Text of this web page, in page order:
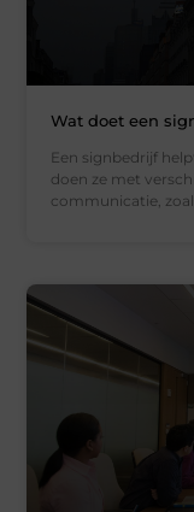
Wat doet een
Een signbedrijf
doen ze met
communicatie,